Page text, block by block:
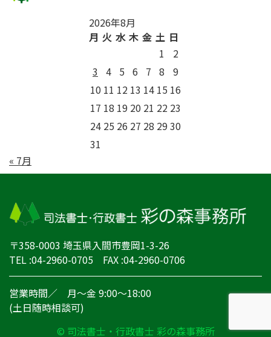
2026年8月
月 火 水 木 金 土 日
1
2
3 4 5 6 7 8
9
10 11 12 13 14 15 16
17 18 19 20 21 22 23
24 25 26 27 28 2930
31
« 7月
〒358-0003 埼玉県入間市豊岡1-3-26
TEL :04-2960-0705 FAX :04-2960-0706
営業時間／ 月～金 9:00～18:00
(土日随時相談可)
© 司法書士・行政書士 彩の森事務所